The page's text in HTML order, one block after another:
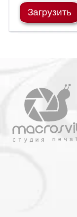
Загрузить